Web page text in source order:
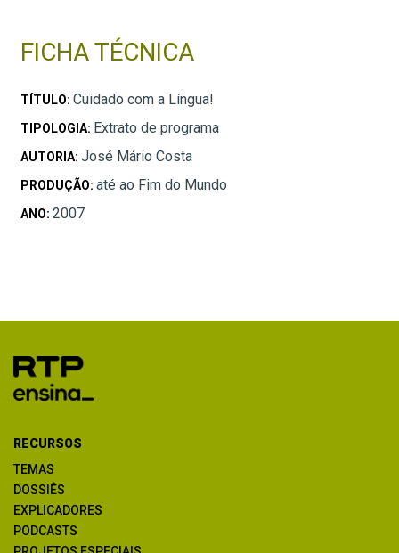
FICHA TÉCNICA
TÍTULO: Cuidado com a Língua!
TIPOLOGIA: Extrato de programa
AUTORIA: José Mário Costa
PRODUÇÃO: até ao Fim do Mundo
ANO: 2007
RECURSOS
TEMAS
DOSSIÊS
EXPLICADORES
PODCASTS